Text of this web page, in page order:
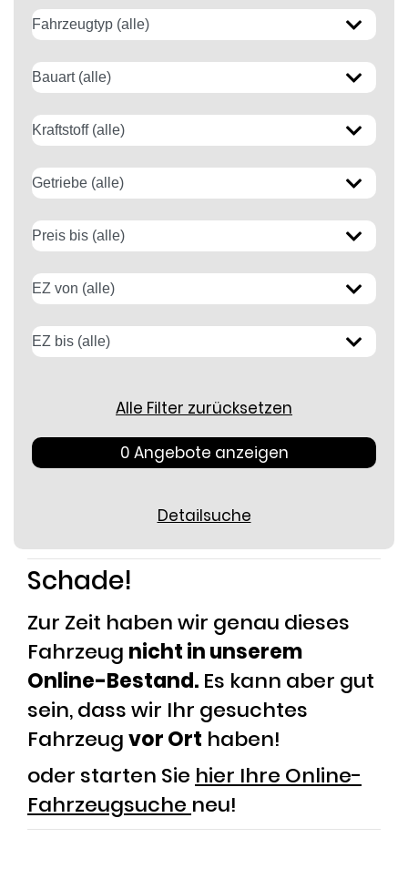
Alle Filter zurücksetzen
0 Angebote anzeigen
Detailsuche
Schade!
Zur Zeit haben wir genau dieses
Fahrzeug nicht in unserem
Online-Bestand. Es kann aber gut
sein, dass wir Ihr gesuchtes
Fahrzeugvor Ort haben!
oder starten Sie hier Ihre Online-
Fahrzeugsuche neu!